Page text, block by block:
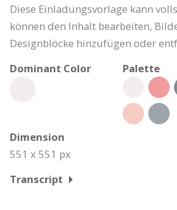
Diese Einladungsvorlage kann
können den Inhalt bearbeiten,
Designblöcke hinzufügen oder
Dominant Color
Palette
Dimension
551 x 551 px
Transcript